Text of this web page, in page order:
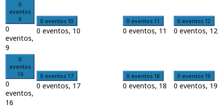
0
eventos
9
0
eventos,
9
0 eventos 10
0 eventos, 10
0 eventos 11
0 eventos, 11
0 eventos 12
0 eventos, 12
0
eventos
16
0
eventos,
16
0 eventos 17
0 eventos, 17
0 eventos 18
0 eventos, 18
0 eventos 19
0 eventos, 19